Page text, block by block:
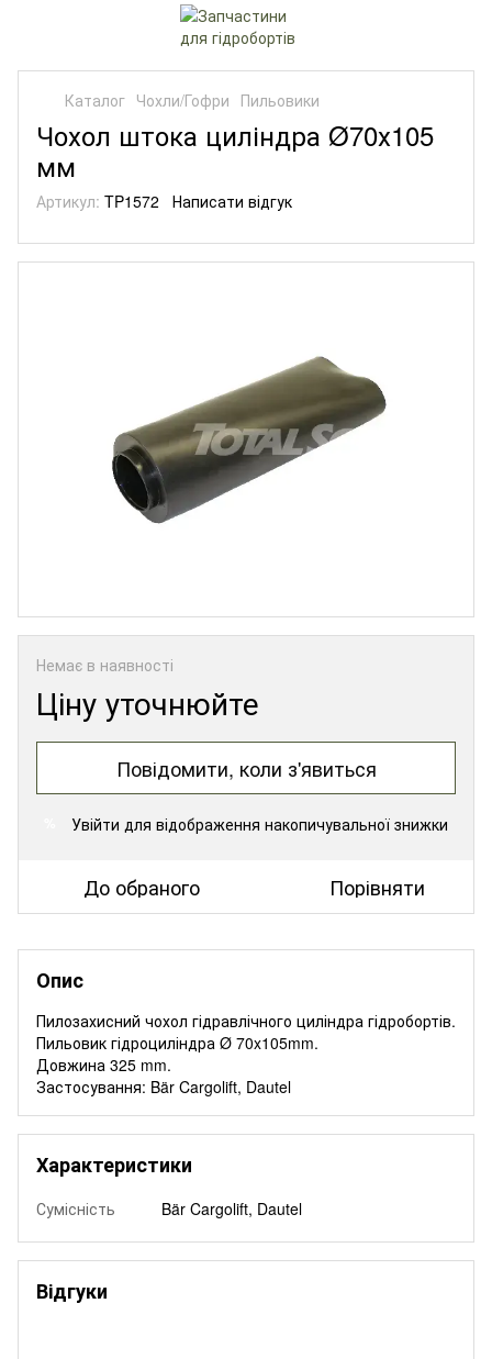
Каталог Чохли/Гофри Пильовики
Чохол штока циліндра Ø70х105
мм
Артикул: TP1572 Написати відгук
Немає в наявності
Ціну уточнюйте
Повідомити, коли з'явиться
Увійти для відображення накопичувальної знижки
До обраного Порівняти
Опис
Пилозахисний чохол гідравлічного циліндра гідробортів.
Пильовик гідроциліндра Ø 70x105mm.
Довжина 325 mm.
Застосування: Bär Cargolift, Dautel
Характеристики
Сумісність Bär Cargolift, Dautel
Відгуки